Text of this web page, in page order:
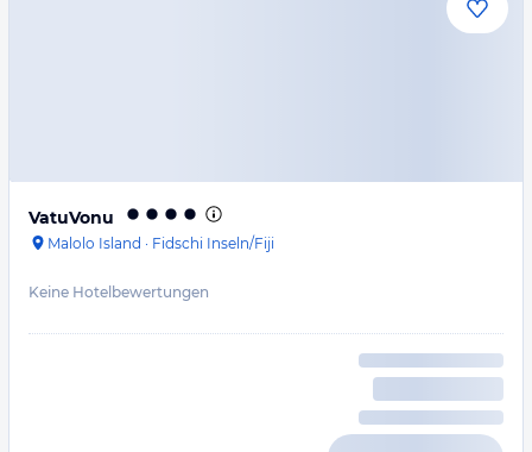
VatuVonu
Malolo Island · Fidschi Inseln/Fiji
Keine Hotelbewertungen